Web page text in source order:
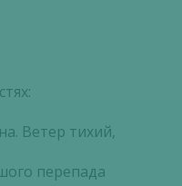
Ветер тихий,
перепада